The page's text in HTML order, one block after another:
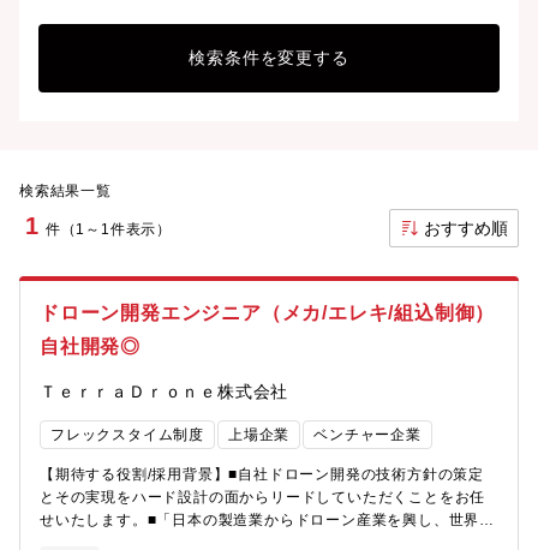
検索条件を変更する
検索結果一覧
1 件（1～1件表示） おすすめ順
ドローン開発エンジニア（メカ/エレキ/組込制御）
自社開発◎
ＴｅｒｒａＤｒｏｎｅ株式会社
フレックスタイム制度 上場企業 ベンチャー企業
【期待する役割/採用背景】■自社ドローン開発の技術方針の策定
とその実現をハード設計の面からリードしていただくことをお任
せいたします。■「日本の製造業からドローン産業を興し、世界を